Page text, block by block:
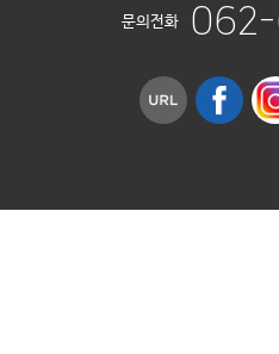
문의전화